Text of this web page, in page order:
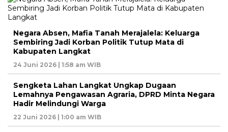
Negara Absen, Mafia Tanah Merajalela: Keluarga
Sembiring Jadi Korban Politik Tutup Mata di
Kabupaten Langkat
24 Juni 2026 | 1:58 am WIB
Sengketa Lahan Langkat Ungkap Dugaan
Lemahnya Pengawasan Agraria, DPRD Minta Negara
Hadir Melindungi Warga
22 Juni 2026 | 1:00 am WIB